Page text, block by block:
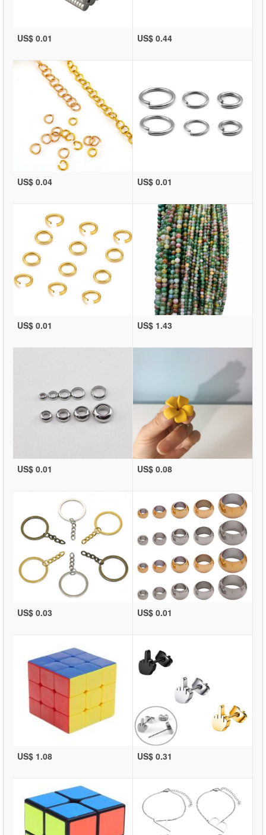
US$ 0.01 US$ 0.44
US$ 0.04 US$ 0.01
US$ 0.01 US$ 1.43
US$ 0.01 US$ 0.08
US$ 0.03 US$ 0.01
US$ 1.08 US$ 0.31